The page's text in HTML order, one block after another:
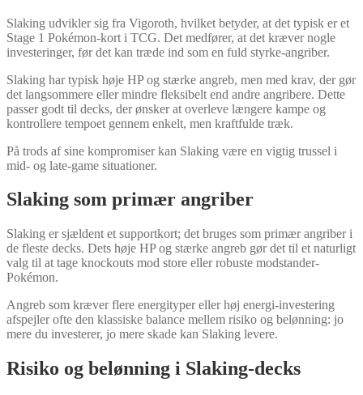
Slaking udvikler sig fra Vigoroth, hvilket betyder, at det typisk er et
Stage 1 Pokémon-kort i TCG. Det medfører, at det kræver nogle
investeringer, før det kan træde ind som en fuld styrke-angriber.
Slaking har typisk høje HP og stærke angreb, men med krav, der gør
det langsommere eller mindre fleksibelt end andre angribere. Dette
passer godt til decks, der ønsker at overleve længere kampe og
kontrollere tempoet gennem enkelt, men kraftfulde træk.
På trods af sine kompromiser kan Slaking være en vigtig trussel i
mid- og late-game situationer.
Slaking som primær angriber
Slaking er sjældent et supportkort; det bruges som primær angriber i
de fleste decks. Dets høje HP og stærke angreb gør det til et naturligt
valg til at tage knockouts mod store eller robuste modstander-
Pokémon.
Angreb som kræver flere energityper eller høj energi-investering
afspejler ofte den klassiske balance mellem risiko og belønning: jo
mere du investerer, jo mere skade kan Slaking levere.
Risiko og belønning i Slaking-decks